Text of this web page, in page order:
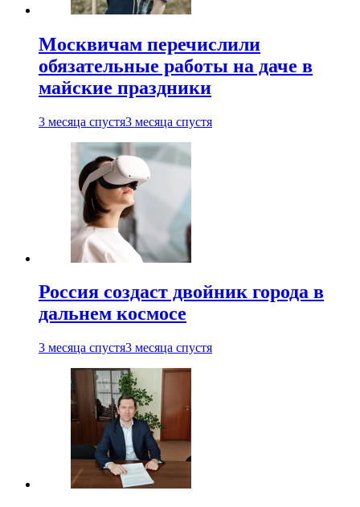
Москвичам перечислили
обязательные работы на даче в
майские праздники
3 месяца спустя3 месяца спустя
Россия создаст двойник города в
дальнем космосе
3 месяца спустя3 месяца спустя